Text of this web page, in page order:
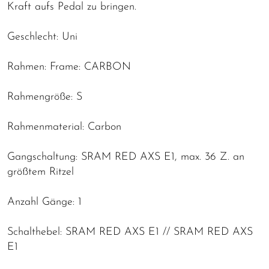
Kraft aufs Pedal zu bringen.
Geschlecht: Uni
Rahmen: Frame: CARBON
Rahmengröße: S
Rahmenmaterial: Carbon
Gangschaltung: SRAM RED AXS E1, max. 36 Z. an
größtem Ritzel
Anzahl Gänge: 1
Schalthebel: SRAM RED AXS E1 // SRAM RED AXS
E1